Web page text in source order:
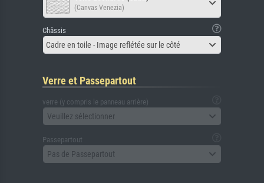
(Canvas Venezia)
Châssis
Cadre en toile - Image reflétée sur le côté
Verre et Passepartout
verre (y compris le panneau arrière)
Veuillez sélectionner
Passepartout
Pas de Passepartout